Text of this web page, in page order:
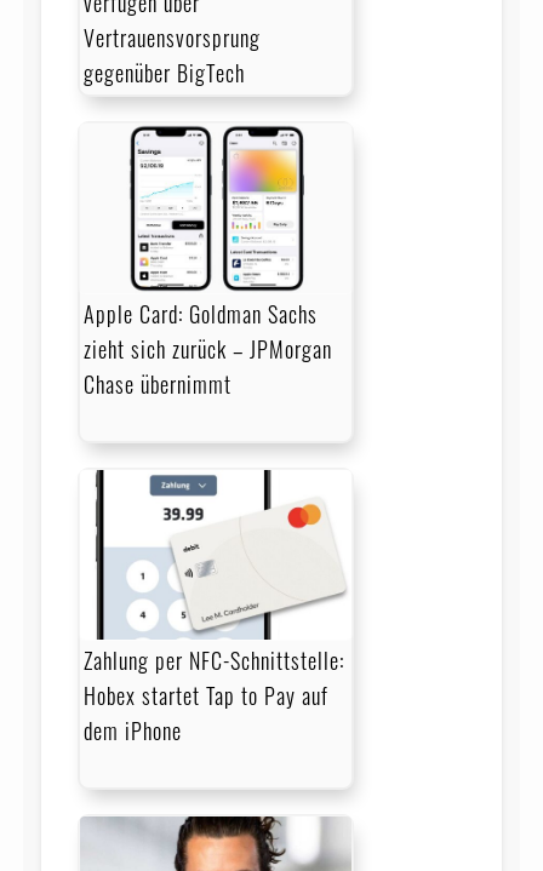
Vertrauensvorsprung
gegenüber BigTech
Apple Card: Goldman Sachs
zieht sich zurück – JPMorgan
Chase übernimmt
Zahlung per NFC-Schnittstelle:
Hobex startet Tap to Pay auf
dem iPhone